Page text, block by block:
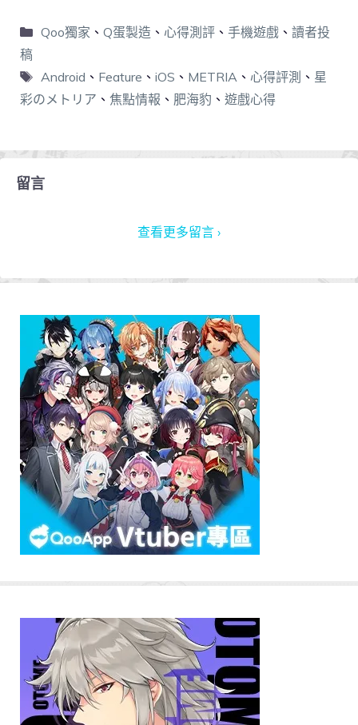
Qoo獨家 、 Q蛋製造 、 心得測評、 手機遊戲、 讀者投
稿
Android 、 Feature 、 iOS 、 METRIA、 心得評測 、 星
彩のメトリア 、 焦點情報 、 肥海豹 、 遊戲心得
留言
查看更多留言 ›